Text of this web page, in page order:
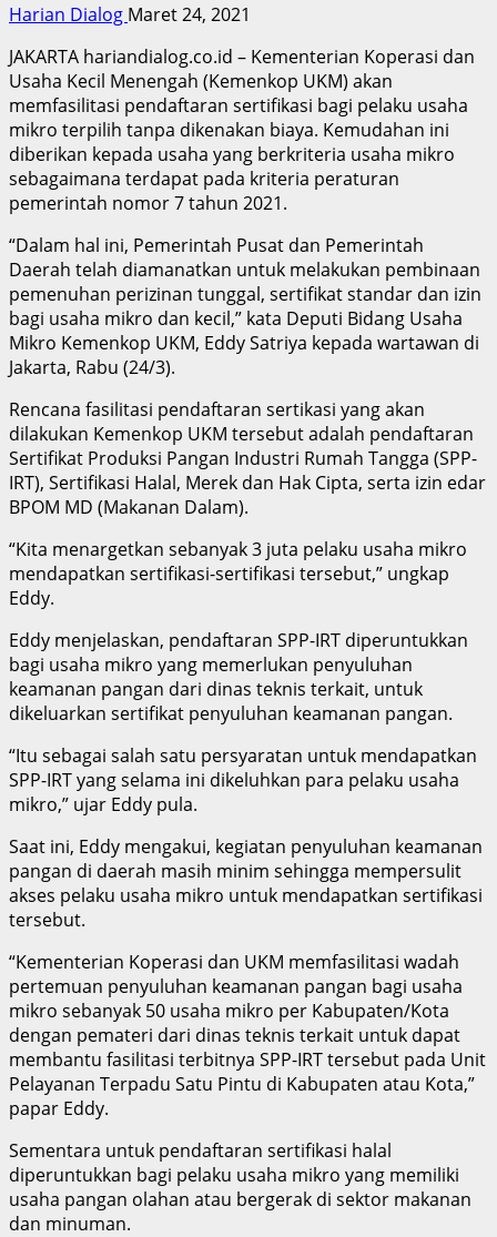
Harian Dialog Maret 24, 2021
JAKARTA hariandialog.co.id – Kementerian Koperasi dan
Usaha Kecil Menengah (Kemenkop UKM) akan
memfasilitasi pendaftaran sertifikasi bagi pelaku usaha
mikro terpilih tanpa dikenakan biaya. Kemudahan ini
diberikan kepada usaha yang berkriteria usaha mikro
sebagaimana terdapat pada kriteria peraturan
pemerintah nomor 7 tahun 2021.
“Dalam hal ini, Pemerintah Pusat dan Pemerintah
Daerah telah diamanatkan untuk melakukan pembinaan
pemenuhan perizinan tunggal, sertifikat standar dan izin
bagi usaha mikro dan kecil,” kata Deputi Bidang Usaha
Mikro Kemenkop UKM, Eddy Satriya kepada wartawan di
Jakarta, Rabu (24/3).
Rencana fasilitasi pendaftaran sertikasi yang akan
dilakukan Kemenkop UKM tersebut adalah pendaftaran
Sertifikat Produksi Pangan Industri Rumah Tangga (SPP-
IRT), Sertifikasi Halal, Merek dan Hak Cipta, serta izin edar
BPOM MD (Makanan Dalam).
“Kita menargetkan sebanyak 3 juta pelaku usaha mikro
mendapatkan sertifikasi-sertifikasi tersebut,” ungkap
Eddy.
Eddy menjelaskan, pendaftaran SPP-IRT diperuntukkan
bagi usaha mikro yang memerlukan penyuluhan
keamanan pangan dari dinas teknis terkait, untuk
dikeluarkan sertifikat penyuluhan keamanan pangan.
“Itu sebagai salah satu persyaratan untuk mendapatkan
SPP-IRT yang selama ini dikeluhkan para pelaku usaha
mikro,” ujar Eddy pula.
Saat ini, Eddy mengakui, kegiatan penyuluhan keamanan
pangan di daerah masih minim sehingga mempersulit
akses pelaku usaha mikro untuk mendapatkan sertifikasi
tersebut.
“Kementerian Koperasi dan UKM memfasilitasi wadah
pertemuan penyuluhan keamanan pangan bagi usaha
mikro sebanyak 50 usaha mikro per Kabupaten/Kota
dengan pemateri dari dinas teknis terkait untuk dapat
membantu fasilitasi terbitnya SPP-IRT tersebut pada Unit
Pelayanan Terpadu Satu Pintu di Kabupaten atau Kota,”
papar Eddy.
Sementara untuk pendaftaran sertifikasi halal
diperuntukkan bagi pelaku usaha mikro yang memiliki
usaha pangan olahan atau bergerak di sektor makanan
dan minuman.